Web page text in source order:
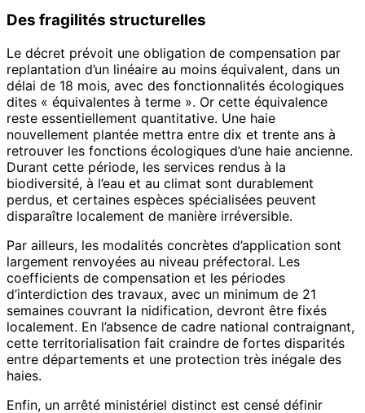
Des fragilités structurelles
Le décret prévoit une obligation de compensation par
replantation d’un linéaire au moins équivalent, dans un
délai de 18 mois, avec des fonctionnalités écologiques
dites « équivalentes à terme ». Or cette équivalence
reste essentiellement quantitative. Une haie
nouvellement plantée mettra entre dix et trente ans à
retrouver les fonctions écologiques d’une haie ancienne.
Durant cette période, les services rendus à la
biodiversité, à l’eau et au climat sont durablement
perdus, et certaines espèces spécialisées peuvent
disparaître localement de manière irréversible.
Par ailleurs, les modalités concrètes d’application sont
largement renvoyées au niveau préfectoral. Les
coefficients de compensation et les périodes
d’interdiction des travaux, avec un minimum de 21
semaines couvrant la nidification, devront être fixés
localement. En l’absence de cadre national contraignant,
cette territorialisation fait craindre de fortes disparités
entre départements et une protection très inégale des
haies.
Enfin, un arrêté ministériel distinct est censé définir